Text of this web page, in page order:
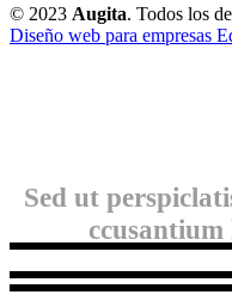
© 2023 Augita. Todos los
Diseño web para empresas
Sed ut